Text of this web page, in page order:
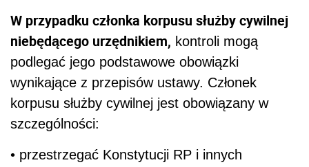
W przypadku członka korpusu służby cywilnej
niebędącego urzędnikiem, kontroli mogą
podlegać jego podstawowe obowiązki
wynikające z przepisów ustawy. Członek
korpusu służby cywilnej jest obowiązany w
szczególności:
• przestrzegać Konstytucji RP i innych